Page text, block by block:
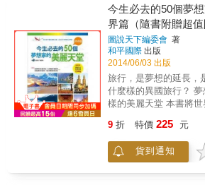
動念，讓他將原本只是
假之旅，轉化成了一場
視野、也為他人帶來無
路上，他找出一些有趣
集微笑、搭陌生人的便
&hellip;&hellip;而旅程
他對人生有了更多理解
些體會化為有笑有淚、
解Terry巡遊三個國家蒐
程，也能看到他在旅途
笑的單純舉動，與偶遇
多次衝撞自我極限的每一個片刻
劑強心針！一對30歲不
「male」、「female」
妻，決定將世界作為蜜
一次共費時607天環遊
中，收錄了超實用《環
界一周行前準備》等獨
照、疫苗、保險、健檢
貼心提醒。 & 長期短期環遊世界規畫： 對欲環
遊世界的人而言，交通
書單一獨立出Chapter 4
課，才能確實有經濟的
& 環遊世界一周主題排行： Chapter5、6列出
作者兩次環遊世界六大
今生必去的50個夢
界篇（隨書附贈超
貼）
圖說天下編委會 著
和平國際 出版
2014/06/03 出版
旅行，是夢想的延長，是夢
什麼樣的異國旅行？ 夢想家帶你遨遊50個不一
樣的美麗天堂 本書將世界最令人嚮往的旅遊勝
真誠的文字、恬靜的感
式，寫出不一樣的行走體驗！ 第一
唯美的豔遇 ～ 14個
9 折 特價 225 元
貨到通知